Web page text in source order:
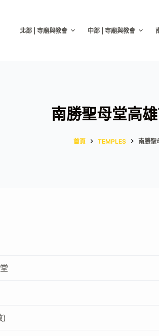
北部 | 寺廟與教會 中部 | 寺廟與教會
南勝聖母堂高
首頁 TEMPLES 南勝聖
)